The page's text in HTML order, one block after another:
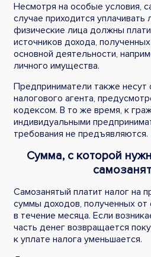
Несмотря на особые условия,
случае приходится уплачивать
физические лица должны
источников дохода,
основной деятельности,
личного имущества.
Предприниматели также несут
налогового агента,
кодексом. В то же время, к
индивидуальными
требования не предъявляются.
Сумма, с которой
Самозанятый платит налог на
суммы доходов, полученных от
в течение месяца. Если
часть денег возвращается
к уплате налога уменьшается.